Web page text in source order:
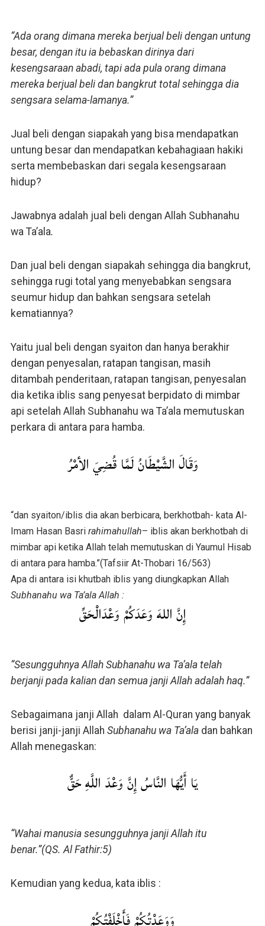
“Ada orang dimana mereka berjual beli dengan untung
besar, dengan itu ia bebaskan dirinya dari
kesengsaraan abadi, tapi ada pula orang dimana
mereka berjual beli dan bangkrut total sehingga dia
sengsara selama-lamanya.”
Jual beli dengan siapakah yang bisa mendapatkan
untung besar dan mendapatkan kebahagiaan hakiki
serta membebaskan dari segala kesengsaraan
hidup?
Jawabnya adalah jual beli dengan Allah Subhanahu
wa Ta’ala.
Dan jual beli dengan siapakah sehingga dia bangkrut,
sehingga rugi total yang menyebabkan sengsara
seumur hidup dan bahkan sengsara setelah
kematiannya?
Yaitu jual beli dengan syaiton dan hanya berakhir
dengan penyesalan, ratapan tangisan, masih
ditambah penderitaan, ratapan tangisan, penyesalan
dia ketika iblis sang penyesat berpidato di mimbar
api setelah Allah Subhanahu wa Ta’ala memutuskan
perkara di antara para hamba.
وَقَالَ الشَّيْطَانُ لَمَّا قُضِيَ الأمْرُ
“dan syaiton/iblis dia akan berbicara, berkhotbah- kata Al-
Imam Hasan Basri rahimahullah– iblis akan berkhotbah di
mimbar api ketika Allah telah memutuskan di Yaumul Hisab
di antara para hamba.”(Tafsiir At-Thobari 16/563)
Apa di antara isi khutbah iblis yang diungkapkan Allah
Subhanahu wa Ta’ala Allah :
إِنَّ اللهَ وَعَدَكُمْ وَعْدَالْحَقِّ
“Sesungguhnya Allah Subhanahu wa Ta’ala telah
berjanji pada kalian dan semua janji Allah adalah haq.”
Sebagaimana janji Allah dalam Al-Quran yang banyak
berisi janji-janji Allah Subhanahu wa Ta’aladan bahkan
Allah menegaskan:
يَا أَيُّهَا النَّاسُ إِنَّ وَعْدَ اللَّهِ حَقٌّ
“Wahai manusia sesungguhnya janji Allah itu
benar.”(QS. Al Fathir:5)
Kemudian yang kedua, kata iblis :